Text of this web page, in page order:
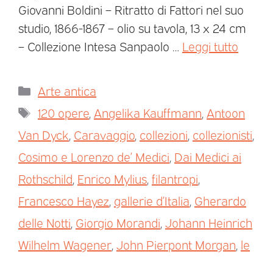
Giovanni Boldini – Ritratto di Fattori nel suo
studio, 1866-1867 – olio su tavola, 13 x 24 cm
– Collezione Intesa Sanpaolo … Leggi tutto
Arte antica
120 opere Angelika Kauffmann Antoon
Van Dyck Caravaggio collezioni collezionisti
Cosimo e Lorenzo de’ Medici Dai Medici ai
Rothschild Enrico Mylius filantropi
Francesco Hayez gallerie d’Italia Gherardo
delle Notti Giorgio Morandi Johann Heinrich
Wilhelm Wagener John Pierpont Morgan le